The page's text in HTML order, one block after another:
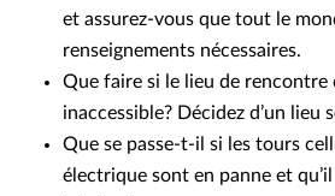
et assurez-vous que tout le
renseignements nécessaires.
Que faire si le lieu de rencontre
inaccessible? Décidez d’un lieu
Que se passe-t-il si les tours
électrique sont en panne et